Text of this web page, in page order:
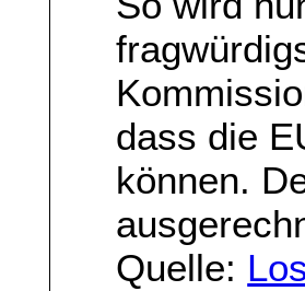
dass die
können.
Quelle: